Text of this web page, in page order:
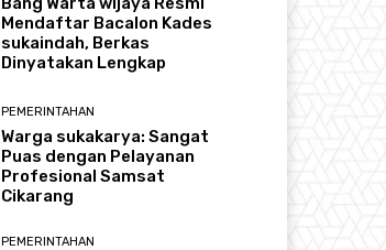
Mendaftar Bacalon Kades
sukaindah, Berkas
Dinyatakan Lengkap
PEMERINTAHAN
Warga sukakarya: Sangat
Puas dengan Pelayanan
Profesional Samsat
Cikarang
PEMERINTAHAN